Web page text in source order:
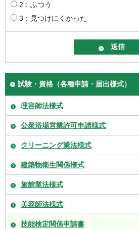
2：ふつう
3：見つけにくかった
試験・資格（各種申請・届出様式）
理容師法様式
公衆浴場営業許可申請様式
クリーニング業法様式
建築物衛生関係様式
旅館業法様式
美容師法様式
技能検定関係申請書